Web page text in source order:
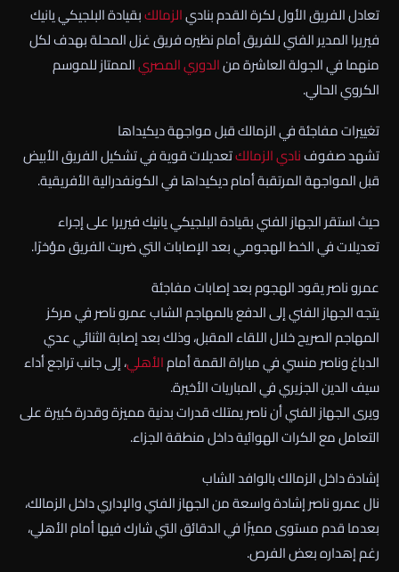
تعادل الفريق الأول لكرة القدم بناديالزمالكبقيادة البلجيكي يانيك
فيريرا المدير الفني للفريق أمام نظيره فريق غزل المحلة بهدف لكل
منهما في الجولة العاشرة منالدوري المصريالممتاز للموسم
الكروي الحالي.
تغييرات مفاجئة في الزمالك قبل مواجهة ديكيداها
تشهد صفوفنادي الزمالكتعديلات قوية في تشكيل الفريق الأبيض
قبل المواجهة المرتقبة أمام ديكيداها في الكونفدرالية الأفريقية.
حيث استقر الجهاز الفني بقيادة البلجيكي يانيك فيريرا على إجراء
تعديلات في الخط الهجومي بعد الإصابات التي ضربت الفريق مؤخرًا.
عمرو ناصر يقود الهجوم بعد إصابات مفاجئة
يتجه الجهاز الفني إلى الدفع بالمهاجم الشاب عمرو ناصر في مركز
المهاجم الصريح خلال اللقاء المقبل، وذلك بعد إصابة الثنائي عدي
الدباغ وناصر منسي في مباراة القمة أمامالأهلي، إلى جانب تراجع أداء
سيف الدين الجزيري في المباريات الأخيرة.
ويرى الجهاز الفني أن ناصر يمتلك قدرات بدنية مميزة وقدرة كبيرة على
التعامل مع الكرات الهوائية داخل منطقة الجزاء.
إشادة داخل الزمالك بالوافد الشاب
نال عمرو ناصر إشادة واسعة من الجهاز الفني والإداري داخل الزمالك،
بعدما قدم مستوى مميزًا في الدقائق التي شارك فيها أمام الأهلي،
رغم إهداره بعض الفرص.